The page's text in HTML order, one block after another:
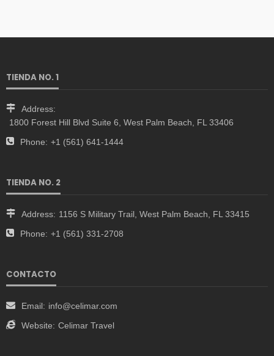
TIENDA NO. 1
Address:
1800 Forest Hill Blvd Suite 6, West Palm Beach, FL 33406
Phone: +1 (561) 641-1444
TIENDA NO. 2
Address: 1156 S Military Trail, West Palm Beach, FL 33415
Phone: +1 (561) 331-2708
CONTACTO
Email: info@celimar.com
Website: Celimar Travel